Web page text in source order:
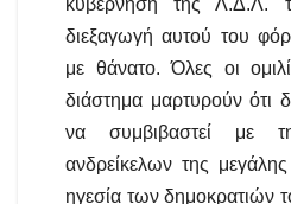
κυβέρνηση της Λ.Δ.Λ.
διεξαγωγή αυτού του
με θάνατο. Όλες οι
διάστημα μαρτυρούν ότι
να συμβιβαστεί με
ανδρείκελων της
ηγεσία των δημοκρατιών